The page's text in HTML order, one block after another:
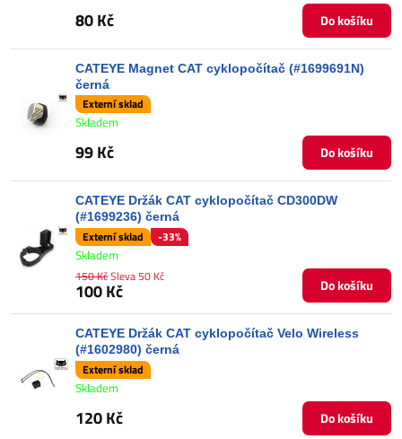
80 Kč Do košíku
CATEYE Magnet CAT cyklopočítač (#1699691N)
černá
Externí sklad
Skladem
99 Kč Do košíku
CATEYE Držák CAT cyklopočítač CD300DW
(#1699236) černá
Externí sklad -33%
Skladem
100 Kč
150 KčSleva 50 Kč Do košíku
CATEYE Držák CAT cyklopočítač Velo Wireless
(#1602980) černá
Externí sklad
Skladem
120 Kč Do košíku